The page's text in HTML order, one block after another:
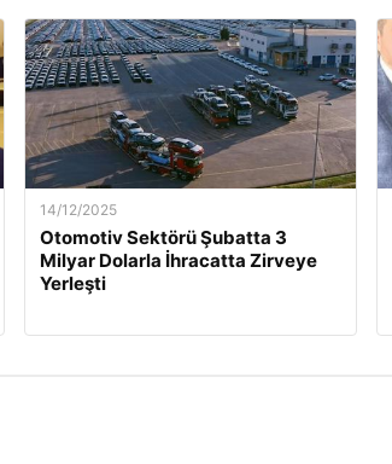
14/12/2025
Otomotiv Sektörü Şubatta 3
Milyar Dolarla İhracatta Zirveye
Yerleşti